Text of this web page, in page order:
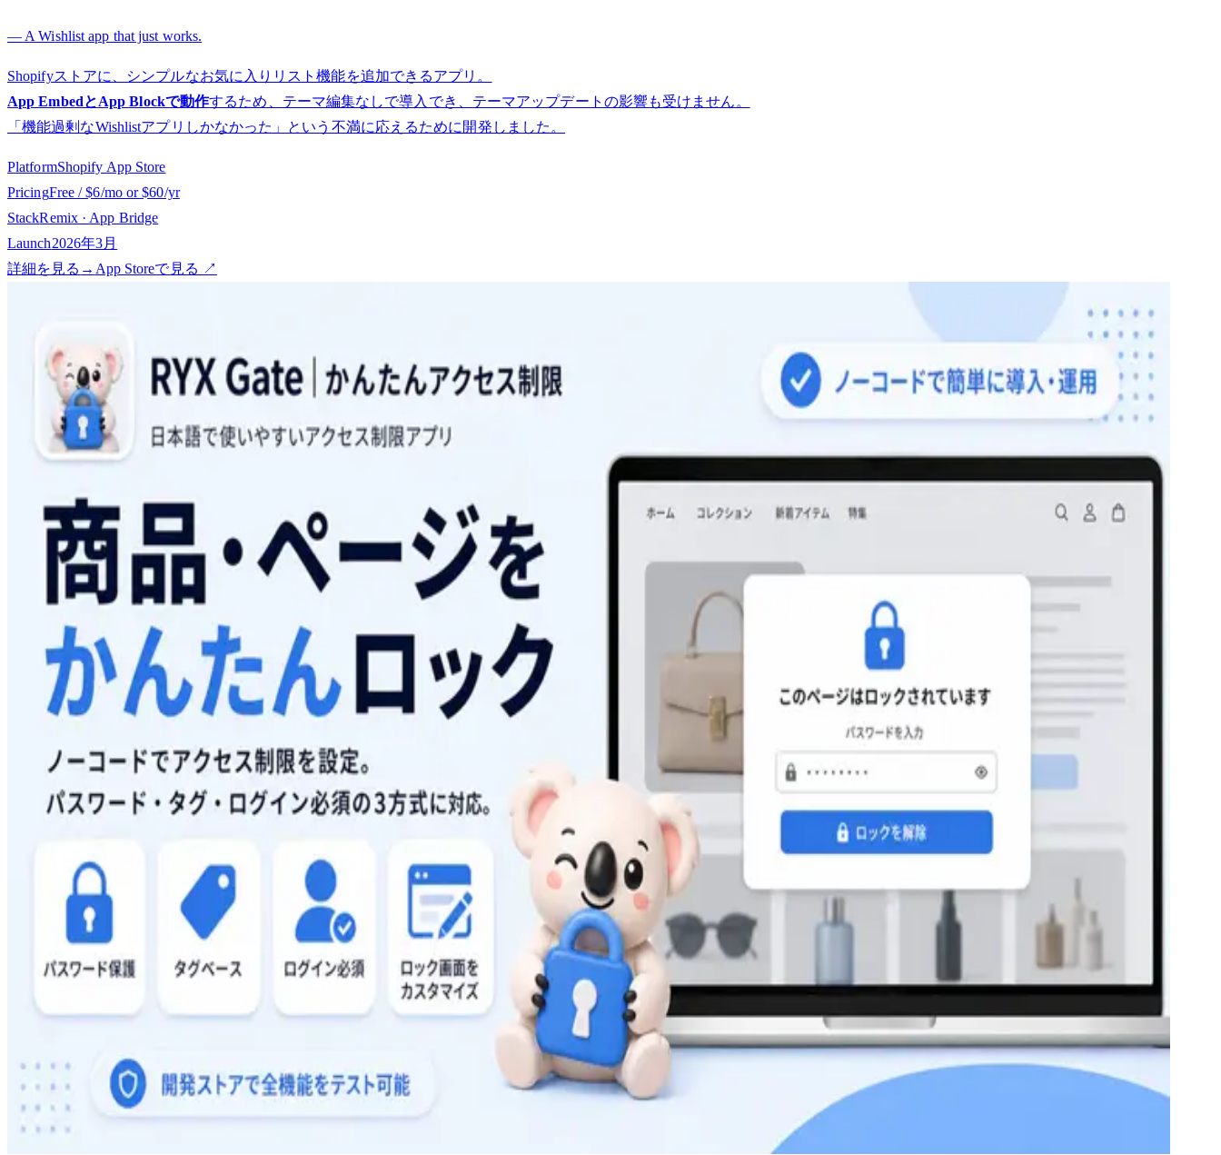
— A Wishlist app that just works.
Shopifyストアに、シンプルなお気に入りリスト機能を追加できるアプリ。
App EmbedとApp Blockで動作するため、テーマ編集なしで導入でき、テーマアップデートの影響も受けません。
「機能過剰なWishlistアプリしかなかった」という不満に応えるために開発しました。
PlatformShopify App Store
PricingFree / $6/mo or $60/yr
StackRemix · App Bridge
Launch2026年3月
詳細を見る → App Storeで見る ↗